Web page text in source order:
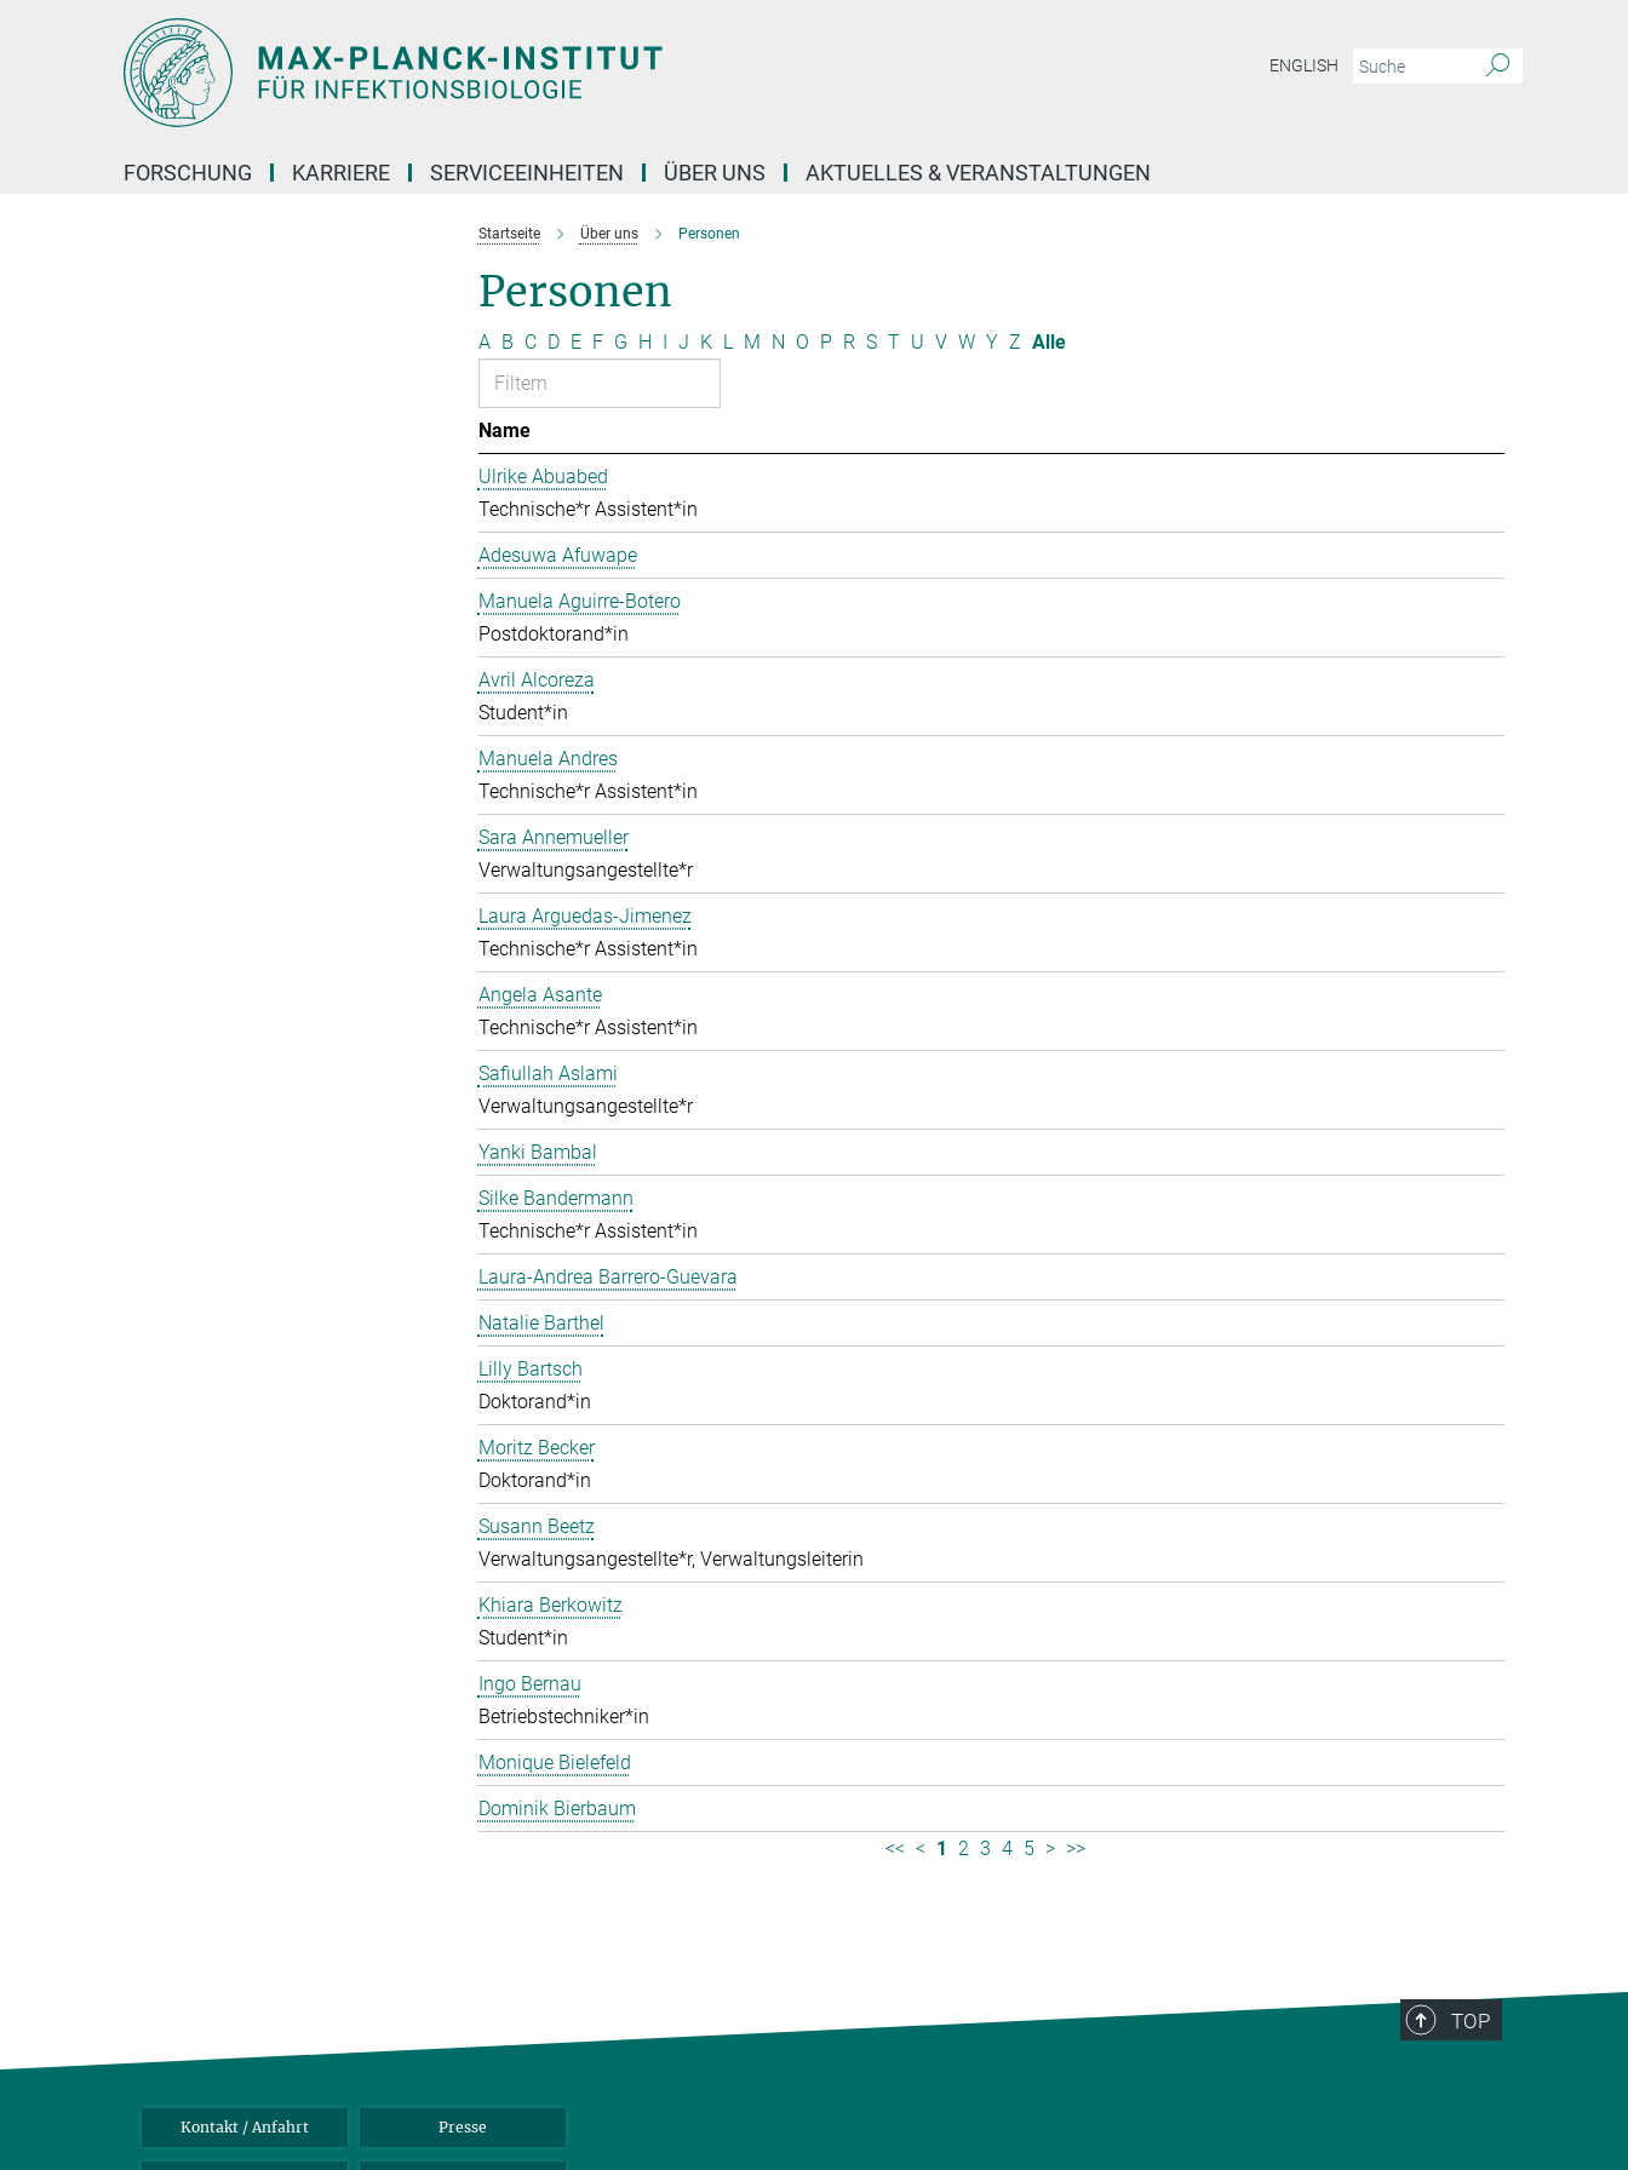
ENGLISH
FORSCHUNG KARRIERE SERVICEEINHEITEN ÜBER UNS AKTUELLES & VERANSTALTUNGEN
Startseite Über uns Personen
Personen
A B C D E F G H I J K L M N O P R S T U V W Y Z Alle
Name
Ulrike Abuabed
Technische*r Assistent*in
Adesuwa Afuwape
Manuela Aguirre-Botero
Postdoktorand*in
Avril Alcoreza
Student*in
Manuela Andres
Technische*r Assistent*in
Sara Annemueller
Verwaltungsangestellte*r
Laura Arguedas-Jimenez
Technische*r Assistent*in
Angela Asante
Technische*r Assistent*in
Safiullah Aslami
Verwaltungsangestellte*r
Yanki Bambal
Silke Bandermann
Technische*r Assistent*in
Laura-Andrea Barrero-Guevara
Natalie Barthel
Lilly Bartsch
Doktorand*in
Moritz Becker
Doktorand*in
Susann Beetz
Verwaltungsangestellte*r, Verwaltungsleiterin
Khiara Berkowitz
Student*in
Ingo Bernau
Betriebstechniker*in
Monique Bielefeld
Dominik Bierbaum
<< < 1 2 3 4 5 > >>
TOP
Kontakt / Anfahrt Presse